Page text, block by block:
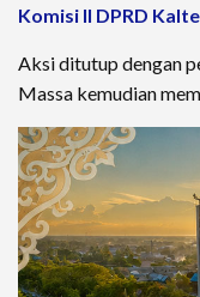
Komisi II DPRD
Aksi ditutup dengan
Massa kemudian